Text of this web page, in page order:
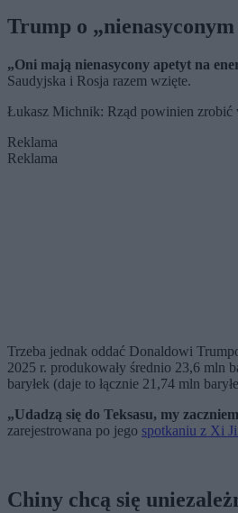
Trump o
„Oni mają nienasycony apetyt na
Saudyjska i Rosja razem wzięte.
Łukasz Michnik: Rząd powinien zrobić
Reklama
Reklama
Trzeba jednak oddać Donaldowi
2025 r. produkowały średnio 23,6 mln
baryłek (daje to łącznie 21,74 mln
„Udadzą się do Teksasu, my
zarejestrowana po jego spotkaniu z Xi
Chiny chcą się